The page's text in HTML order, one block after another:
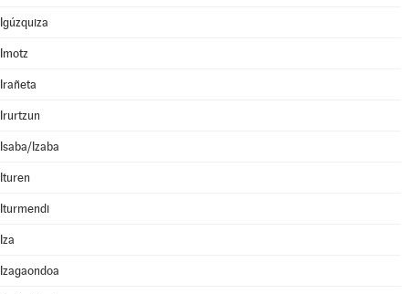
Igúzquiza
Imotz
Irañeta
Irurtzun
Isaba/Izaba
Ituren
Iturmendi
Iza
Izagaondoa